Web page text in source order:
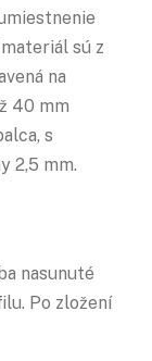
sú z
na
40 mm
s
2,5 mm.
nasunuté
Po zložení